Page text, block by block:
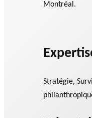
Montréal.
Stratégie,